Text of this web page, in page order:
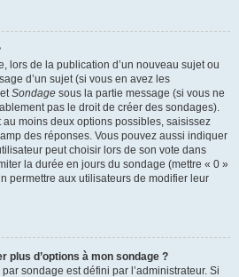
lors de la publication d’un nouveau sujet ou
d’un sujet (si vous en avez les
Sondage sous la partie message (si vous ne
pas le droit de créer des sondages).
moins deux options possibles, saisissez
des réponses. Vous pouvez aussi indiquer
peut choisir lors de son vote dans
la durée en jours du sondage (mettre « 0 »
permettre aux utilisateurs de modifier leur
plus d’options à mon sondage ?
sondage est défini par l’administrateur. Si